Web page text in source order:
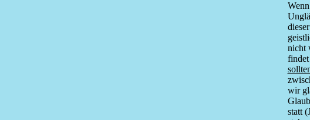
dieser
nicht
wir
statt